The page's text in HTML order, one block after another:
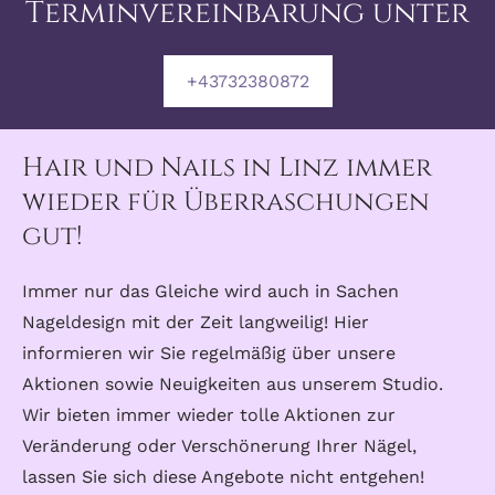
Terminvereinbarung unter
+43732380872
Hair und Nails in Linz immer
wieder für Überraschungen
gut!
Immer nur das Gleiche wird auch in Sachen
Nageldesign mit der Zeit langweilig! Hier
informieren wir Sie regelmäßig über unsere
Aktionen sowie Neuigkeiten aus unserem Studio.
Wir bieten immer wieder tolle Aktionen zur
Veränderung oder Verschönerung Ihrer Nägel,
lassen Sie sich diese Angebote nicht entgehen!